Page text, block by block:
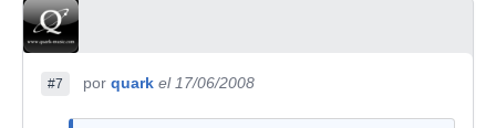
#7 por quark el 17/06/2008